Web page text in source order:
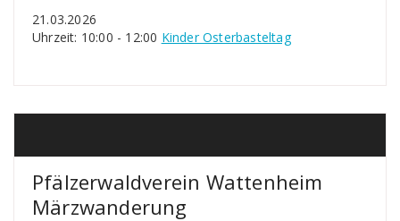
21.03.2026
Uhrzeit: 10:00 - 12:00 Kinder Osterbasteltag
Pfälzerwaldverein Wattenheim
Märzwanderung